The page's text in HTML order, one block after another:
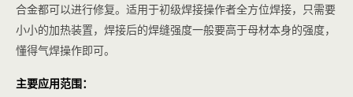
合金都可以进行修复。适用于初级焊接操作者全方位焊接，只需要
小小的加热装置，焊接后的焊缝强度一般要高于母材本身的强度，
懂得气焊操作即可。
主要应用范围：